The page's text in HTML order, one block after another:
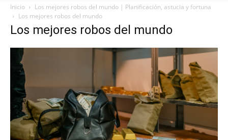
Inicio
Los mejores robos del mundo | Planificación, astucia y fortuna
Los mejores robos del mundo
Los mejores robos del mundo